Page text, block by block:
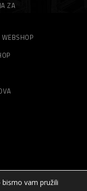
ZA
WEBSHOP
vam pružili